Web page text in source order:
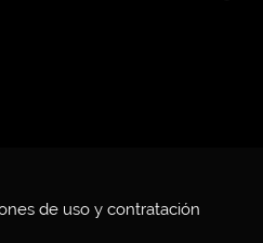
de uso y contratación